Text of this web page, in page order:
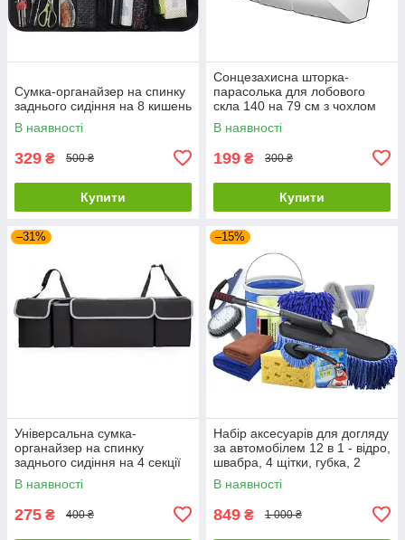
Сумка-органайзер на спинку
заднього сидіння на 8 кишень
В наявності
329 ₴ 500 ₴
Купити
Сонцезахисна шторка-
парасолька для лобового
скла 140 на 79 см з чохлом
В наявності
199 ₴ 300 ₴
Купити
–31%
Універсальна сумка-
органайзер на спинку
заднього сидіння на 4 секції
В наявності
275 ₴ 400 ₴
–15%
Набір аксесуарів для догляду
за автомобілем 12 в 1 - відро,
швабра, 4 щітки, губка, 2
рушники, рукавичка, серветка
і порошок
В наявності
849 ₴ 1 000 ₴